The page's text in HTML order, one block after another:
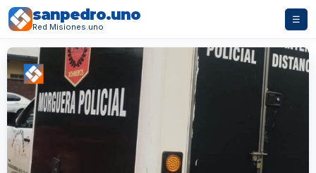
sanpedro.uno
Red Misiones.uno
☰